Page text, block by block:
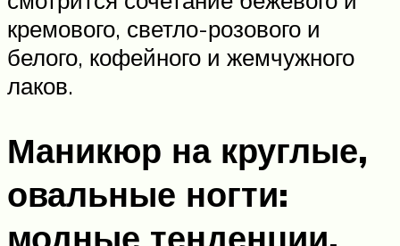
кремового, светло-розового и
белого, кофейного и жемчужного
лаков.
Маникюр на круглые,
овальные ногти: